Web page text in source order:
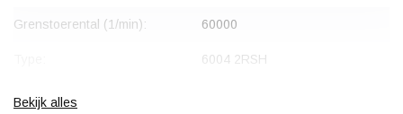
Grenstoerental (1/min): 60000
6004 2RSH
Soort:
Bekijk alles